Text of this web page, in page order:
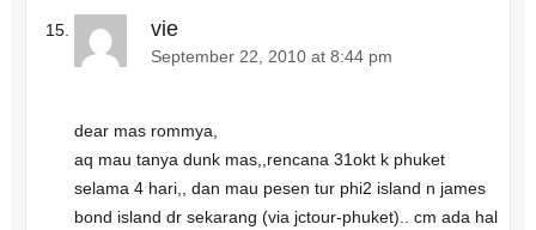
vie
September 22, 2010 at 8:44 pm
dear mas rommya,
aq mau tanya dunk mas,,rencana 31okt k phuket
selama 4 hari,, dan mau pesen tur phi2 island n james
bond island dr sekarang (via jctour-phuket).. cm ada hal